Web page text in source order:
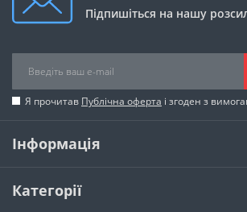
Підпишіться на нашу
Я прочитав Публічна оферта і згоден з
Інформація
Категорії